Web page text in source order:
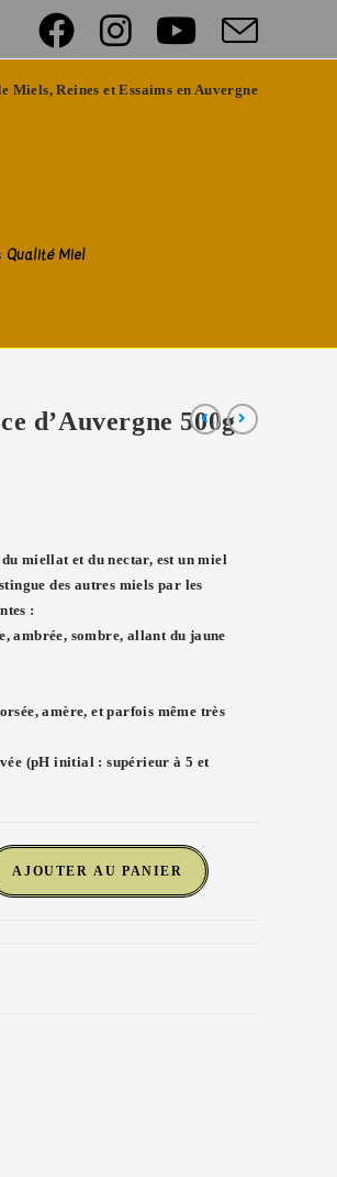
Miels, Reines et Essaims en Auvergne
Qualité Miel
d’Auvergne 500g
miellat et du nectar, est un miel
des autres miels par les
:
ambrée, sombre, allant du jaune
amère, et parfois même très
(pH initial : supérieur à 5 et
AJOUTER AU PANIER